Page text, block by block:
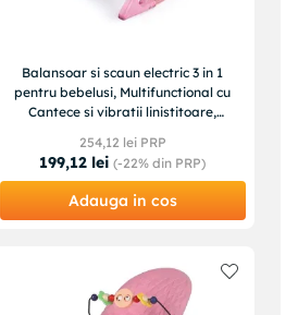
Balansoar si scaun electric 3 in 1
pentru bebelusi, Multifunctional cu
Cantece si vibratii linistitoare,
254,12 lei PRP
199,12 lei (-22% din PRP)
Adauga in cos